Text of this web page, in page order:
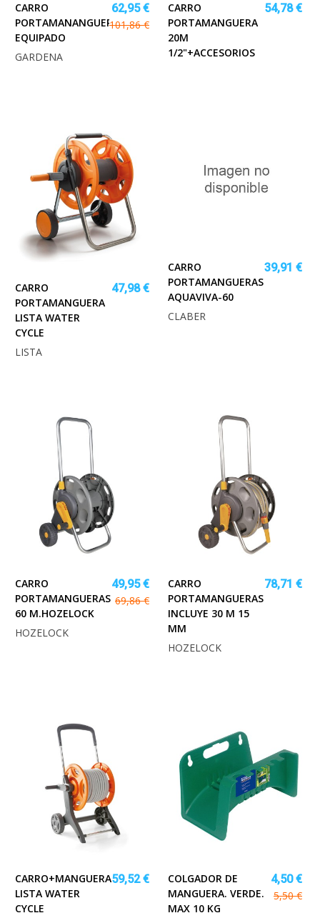
CARRO
PORTAMANANGUERA
EQUIPADO
62,95 €
101,86 €
GARDENA
CARRO
PORTAMANGUERA
20M
1/2"+ACCESORIOS
54,78 €
CARRO
PORTAMANGUERA
LISTA WATER
CYCLE
47,98 €
LISTA
CARRO
PORTAMANGUERAS
AQUAVIVA-60
39,91 €
CLABER
CARRO
PORTAMANGUERAS
60 M.HOZELOCK
49,95 €
69,86 €
HOZELOCK
CARRO
PORTAMANGUERAS
INCLUYE 30 M 15
MM
78,71 €
HOZELOCK
CARRO+MANGUERA
LISTA WATER
CYCLE
59,52 €
COLGADOR DE
MANGUERA. VERDE.
MAX 10 KG
4,50 €
5,50 €